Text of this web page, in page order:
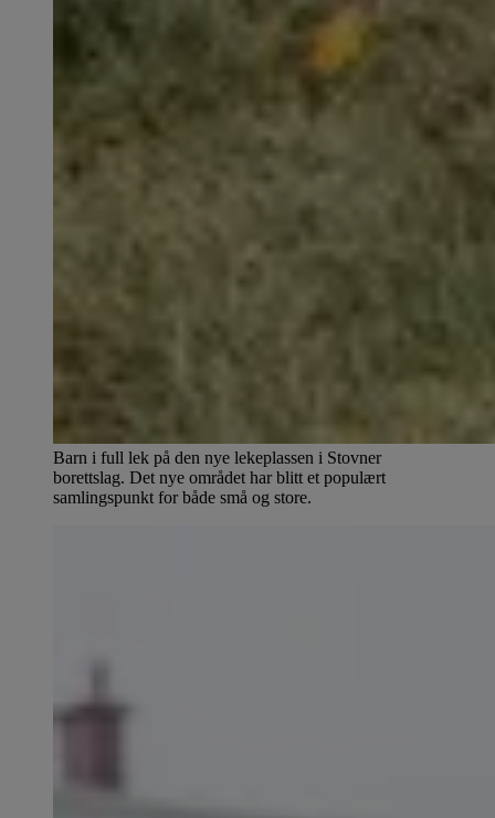
Barn i full lek på den nye lekeplassen i Stovner
borettslag. Det nye området har blitt et populært
samlingspunkt for både små og store.